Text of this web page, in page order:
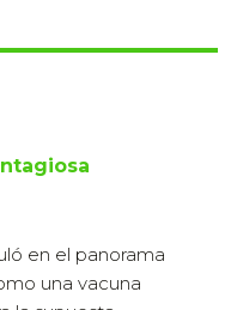
en el panorama
una vacuna